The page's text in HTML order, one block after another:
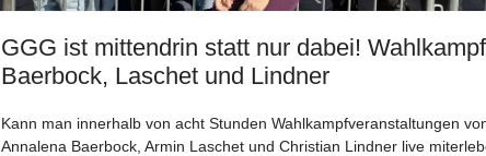
GGG ist mittendrin statt nur dabei!
Baerbock, Laschet und Lindner
Kann man innerhalb von acht Stunden Wahlkampfveranstaltungen
Annalena Baerbock, Armin Laschet und Christian Lindner live